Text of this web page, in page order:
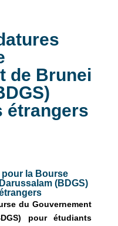
de Brunei
étrangers
la Bourse
(BDGS)
du Gouvernement
) pour étudiants